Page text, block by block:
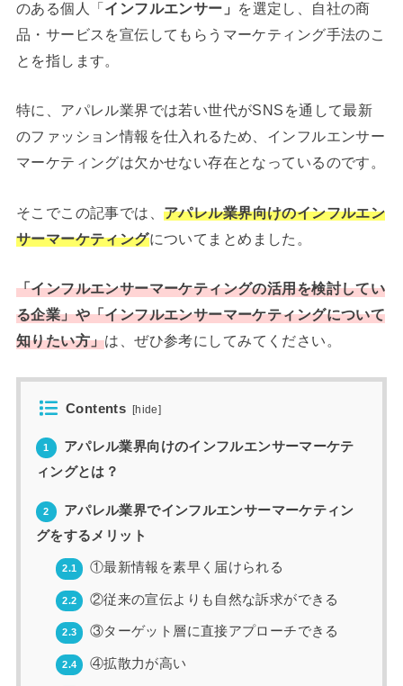
のある個人「インフルエンサー」
を選定し、自社の商
品・サービスを宣伝してもらうマーケティング手法のこ
とを指します。
特に、アパレル業界では若い世代がSNSを通して最新
のファッション情報を仕入れるため、インフルエンサー
マーケティングは欠かせない存在となっているのです。
そこでこの記事では、アパレル業界向けのインフルエン
サーマーケティングについてまとめました。
「インフルエンサーマーケティングの活用を検討してい
る企業」や「インフルエンサーマーケティングについて
知りたい方」は、ぜひ参考にしてみてください。
Contents [hide]
1
アパレル業界向けのインフルエンサーマーケテ
ィングとは？
2
アパレル業界でインフルエンサーマーケティン
グをするメリット
2.1 ①最新情報を素早く届けられる
2.2 ②従来の宣伝よりも自然な訴求ができる
2.3 ③ターゲット層に直接アプローチできる
2.4 ④拡散力が高い